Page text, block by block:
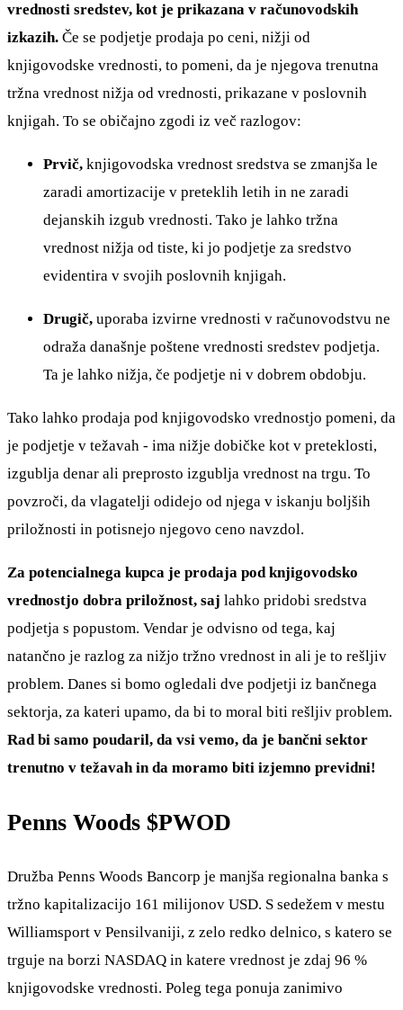
vrednosti sredstev, kot je prikazana v računovodskih
izkazih. Če se podjetje prodaja po ceni, nižji od
knjigovodske vrednosti, to pomeni, da je njegova trenutna
tržna vrednost nižja od vrednosti, prikazane v poslovnih
knjigah. To se običajno zgodi iz več razlogov:
Prvič, knjigovodska vrednost sredstva se zmanjša le
zaradi amortizacije v preteklih letih in ne zaradi
dejanskih izgub vrednosti. Tako je lahko tržna
vrednost nižja od tiste, ki jo podjetje za sredstvo
evidentira v svojih poslovnih knjigah.
Drugič, uporaba izvirne vrednosti v računovodstvu ne
odraža današnje poštene vrednosti sredstev podjetja.
Ta je lahko nižja, če podjetje ni v dobrem obdobju.
Tako lahko prodaja pod knjigovodsko vrednostjo pomeni, da
je podjetje v težavah - ima nižje dobičke kot v preteklosti,
izgublja denar ali preprosto izgublja vrednost na trgu. To
povzroči, da vlagatelji odidejo od njega v iskanju boljših
priložnosti in potisnejo njegovo ceno navzdol.
Za potencialnega kupca je prodaja pod knjigovodsko
vrednostjo dobra priložnost, saj lahko pridobi sredstva
podjetja s popustom. Vendar je odvisno od tega, kaj
natančno je razlog za nižjo tržno vrednost in ali je to rešljiv
problem. Danes si bomo ogledali dve podjetji iz bančnega
sektorja, za kateri upamo, da bi to moral biti rešljiv problem.
Rad bi samo poudaril, da vsi vemo, da je bančni sektor
trenutno v težavah in da moramo biti izjemno previdni!
Penns Woods $PWOD
Družba Penns Woods Bancorp je manjša regionalna banka s
tržno kapitalizacijo 161 milijonov USD. S sedežem v mestu
Williamsport v Pensilvaniji, z zelo redko delnico, s katero se
trguje na borzi NASDAQ in katere vrednost je zdaj 96 %
knjigovodske vrednosti. Poleg tega ponuja zanimivo